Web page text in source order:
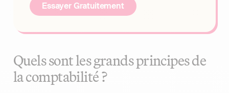
Essayer Gratuitement
Quels sont les grands principes de
la comptabilité ?